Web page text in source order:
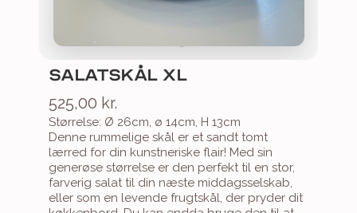
SALATSKÅL XL
525,00 kr.
Størrelse: Ø 26cm, ø 14cm, H 13cm
Denne rummelige skål er et sandt tomt
lærred for din kunstneriske flair! Med sin
generøse størrelse er den perfekt til en stor,
farverig salat til din næste middagsselskab,
eller som en levende frugtskål, der pryder dit